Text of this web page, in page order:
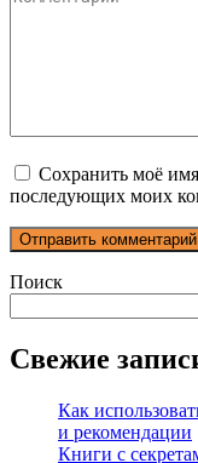
Сохранить моё
последующих моих
Поиск
Свежие
Как
и рекомендации
Книги с